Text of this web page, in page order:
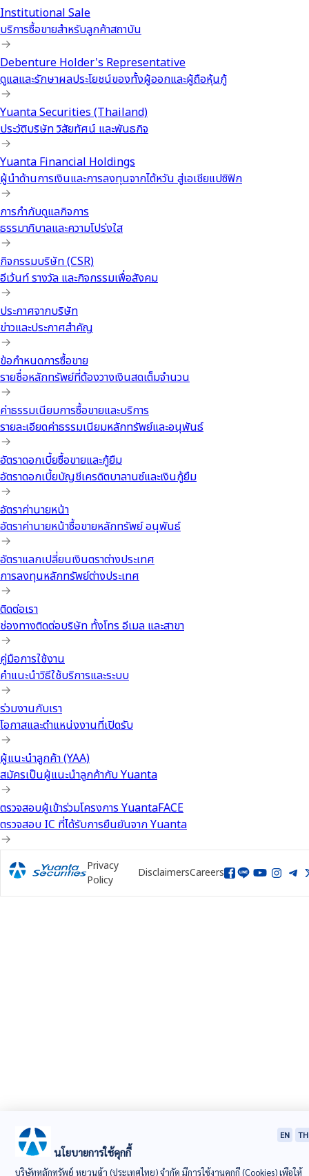
Institutional Sale
บริการซื้อขายสำหรับลูกค้าสถาบัน
Debenture Holder's Representative
ดูแลและรักษาผลประโยชน์ของทั้งผู้ออกและผู้ถือหุ้นกู้
Yuanta Securities (Thailand)
ประวัติบริษัท วิสัยทัศน์ และพันธกิจ
Yuanta Financial Holdings
ผู้นำด้านการเงินและการลงทุนจากไต้หวัน สู่เอเชียแปซิฟิก
การกำกับดูแลกิจการ
ธรรมาภิบาลและความโปร่งใส
กิจกรรมบริษัท (CSR)
อีเว้นท์ รางวัล และกิจกรรมเพื่อสังคม
ประกาศจากบริษัท
ข่าวและประกาศสำคัญ
ข้อกำหนดการซื้อขาย
รายชื่อหลักทรัพย์ที่ต้องวางเงินสดเต็มจำนวน
ค่าธรรมเนียมการซื้อขายและบริการ
รายละเอียดค่าธรรมเนียมหลักทรัพย์และอนุพันธ์
อัตราดอกเบี้ยซื้อขายและกู้ยืม
อัตราดอกเบี้ยบัญชีเครดิตบาลานซ์และเงินกู้ยืม
อัตราค่านายหน้า
อัตราค่านายหน้าซื้อขายหลักทรัพย์ อนุพันธ์
อัตราแลกเปลี่ยนเงินตราต่างประเทศ
การลงทุนหลักทรัพย์ต่างประเทศ
ติดต่อเรา
ช่องทางติดต่อบริษัท ทั้งโทร อีเมล และสาขา
คู่มือการใช้งาน
คำแนะนำวิธีใช้บริการและระบบ
ร่วมงานกับเรา
โอกาสและตำแหน่งงานที่เปิดรับ
ผู้แนะนำลูกค้า (YAA)
สมัครเป็นผู้แนะนำลูกค้ากับ Yuanta
ตรวจสอบผู้เข้าร่วมโครงการ YuantaFACE
ตรวจสอบ IC ที่ได้รับการยืนยันจาก Yuanta
Privacy
Policy
DisclaimersCareers
นโยบายการใช้คุกกี้
EN TH
บริษัทหลักทรัพย์ หยวนต้า (ประเทศไทย) จำกัด มีการใช้งานคุกกี้ (Cookies) เพื่อให้